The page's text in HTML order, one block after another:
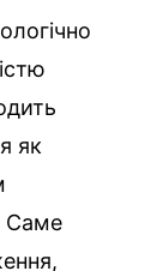
як
Саме